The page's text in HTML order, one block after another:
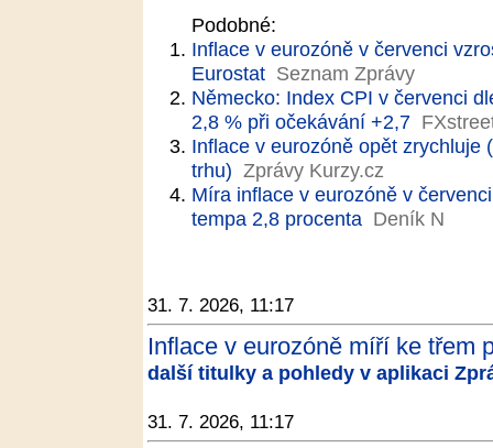
Podobné:
Inflace v eurozóně v červenci
Eurostat Seznam Zprávy
Německo: Index CPI v červenci
2,8 % při očekávání +2,7
Inflace v eurozóně opět zrychluje
trhu) Zprávy Kurzy.cz
Míra inflace v eurozóně v
tempa 2,8 procenta Deník N
31. 7. 2026, 11:17
Inflace v eurozóně míří ke třem
další titulky a pohledy v aplikaci
31. 7. 2026, 11:17